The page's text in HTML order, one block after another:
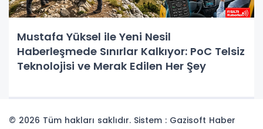
Mustafa Yüksel ile Yeni Nesil
Haberleşmede Sınırlar Kalkıyor: PoC Telsiz
Teknolojisi ve Merak Edilen Her Şey
© 2026 Tüm hakları saklıdır. Sistem : Gazisoft Haber